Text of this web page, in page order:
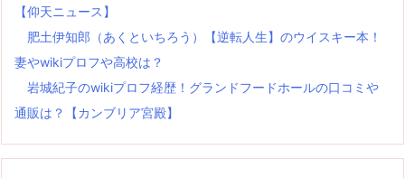
【仰天ニュース】
肥土伊知郎（あくといちろう）【逆転人生】のウイスキー本！
妻やwikiプロフや高校は？
岩城紀子のwikiプロフ経歴！グランドフードホールの口コミや
通販は？【カンブリア宮殿】